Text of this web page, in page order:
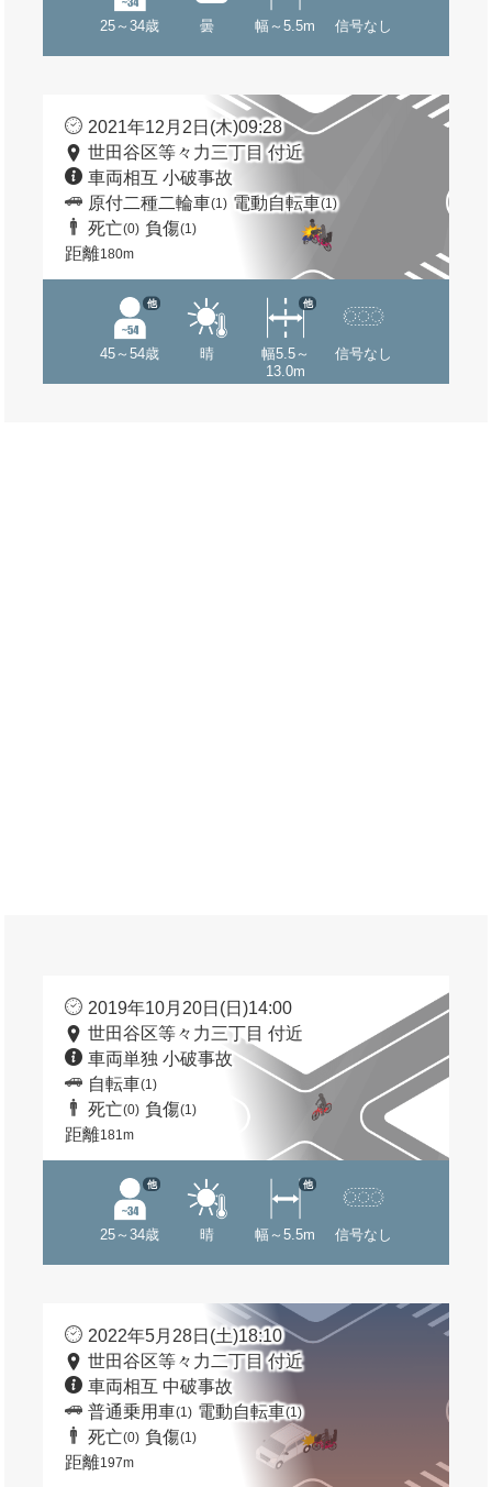
25～34歳 曇 幅～5.5m 信号なし
2021年12月2日(木)09:28
世田谷区等々力三丁目 付近
車両相互 小破事故
原付二種二輪車(1) 電動自転車(1)
死亡(0) 負傷(1)
距離180m
45～54歳
他
晴
幅5.5～
13.0m
他
信号なし
2019年10月20日(日)14:00
世田谷区等々力三丁目 付近
車両単独 小破事故
自転車(1)
死亡(0) 負傷(1)
距離181m
25～34歳
他
晴 幅～5.5m
他
信号なし
2022年5月28日(土)18:10
世田谷区等々力二丁目 付近
車両相互 中破事故
普通乗用車(1) 電動自転車(1)
死亡(0) 負傷(1)
距離197m